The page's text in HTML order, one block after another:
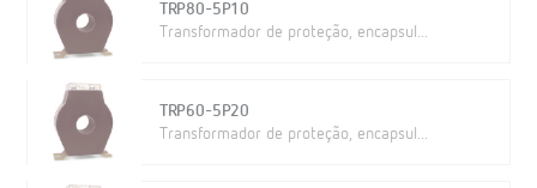
TRP80-5P10
Transformador de proteção, encapsul...
TRP60-5P20
Transformador de proteção, encapsul...